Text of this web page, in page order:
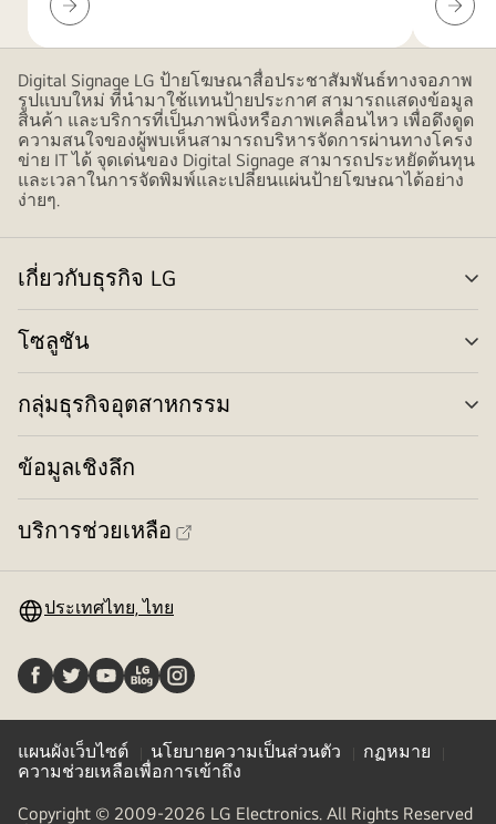
สีชมพู
ทับ
ซ้อน
กัน
ขนาด
ออกแบบ
ทัน
สมัย
และ
เรียบ
ง่าย
มือ
กำหนด
ค่า
ผลิตภัณฑ์
LED
ข้อมูล
และ
คู่มือ
Digital Signage LG ป้ายโฆษณาสื่อประชาสัมพันธ์ทางจอภาพ
รูปแบบใหม่ ที่นำมาใช้แทนป้ายประกาศ สามารถแสดงข้อมูล
สินค้า และบริการที่เป็นภาพนิ่งหรือภาพเคลื่อนไหว เพื่อดึงดูด
ความสนใจของผู้พบเห็นสามารถบริหารจัดการผ่านทางโครง
ข่าย IT ได้ จุดเด่นของ Digital Signage สามารถประหยัดต้นทุน
และเวลาในการจัดพิมพ์และเปลี่ยนแผ่นป้ายโฆษณาได้อย่าง
ง่ายๆ.
เกี่ยวกับธุรกิจ LG
ส
เม
โซลูชัน
ส
เม
กลุ่มธุรกิจอุตสาหกรรม
ส
เม
ข้อมูลเชิงลึก
บริการช่วยเหลือ
ประเทศไทย, ไทย
แผนผังเว็บไซต์ นโยบายความเป็นส่วนตัว
กฏหมาย
ความช่วยเหลือเพื่อการเข้าถึง
Copyright © 2009-2026 LG Electronics. All Rights Reserved